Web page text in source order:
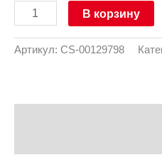
В корзину
Артикул: CS-00129798